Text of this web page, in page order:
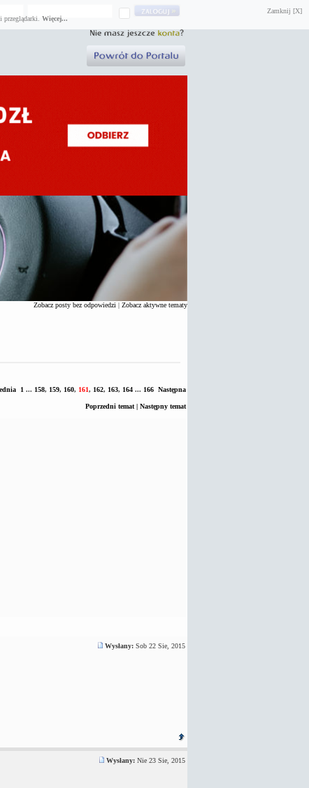
Zamknij [X]
przeglądarki. Więcej...
Zobacz posty bez odpowiedzi | Zobacz aktywne tematy
1 ... 158, 159, 160, 161, 162, 163, 164... 166 Następna
Poprzedni temat| Następny temat
Wysłany:Sob 22 Sie, 2015
Wysłany:Nie 23 Sie, 2015